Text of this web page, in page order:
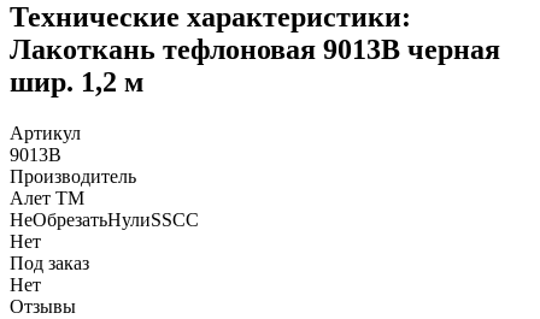
Технические характеристики:
Лакоткань тефлоновая 9013B черная
шир. 1,2 м
Артикул
9013B
Производитель
Алет ТМ
НеОбрезатьНулиSSCC
Нет
Под заказ
Нет
Отзывы